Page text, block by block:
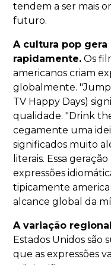
tendem a ser mais
futuro.
A cultura pop gera
rapidamente. Os
americanos criam
globalmente.
TV Happy Days)
qualidade. "Drink
cegamente uma
significados muito
literais. Essa
expressões
tipicamente
alcance global da
A variação
Estados Unidos
que as expressões